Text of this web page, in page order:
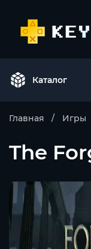
Каталог
Главная Игры
The